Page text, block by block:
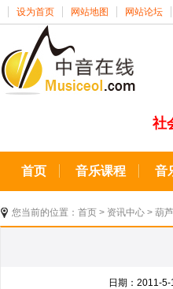
设为首页 网站地图 网站论坛
社
首页 音乐课程 音
您当前的位置： 首页 > 资讯中心 > 葫
日期：2011-